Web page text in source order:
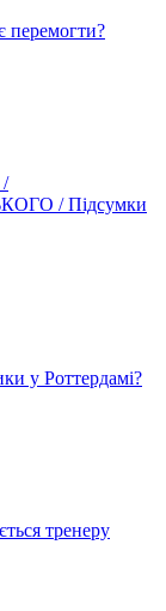
/
/ Підсумки
у Роттердамі?
тренеру